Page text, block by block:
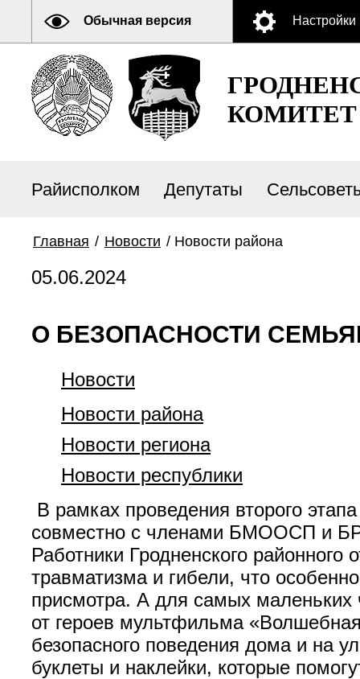
Обычная версия Настройки
КОМИТЕТ
Райисполком Депутаты
Главная / Новости / Новости района
05.06.2024
О БЕЗОПАСНОСТИ
Новости
Новости района
Новости региона
Новости республики
В рамках проведения второго
совместно с членами БМООСП и
Работники Гродненского
травматизма и гибели, что
присмотра. А для самых маленьких
от героев мультфильма
безопасного поведения дома и на
буклеты и наклейки, которые